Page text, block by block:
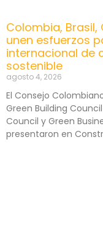
Colombia,
unen esfuerzos
internacional de
sostenible
agosto 4, 2026
El Consejo
Green Building
Council y Green
presentaron en